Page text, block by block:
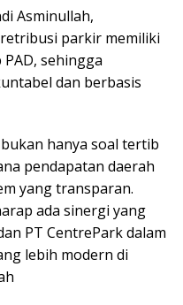
Asminullah,
parkir memiliki
sehingga
dan berbasis
hanya soal tertib
pendapatan daerah
yang transparan.
ada sinergi yang
PT CentrePark dalam
lebih modern di